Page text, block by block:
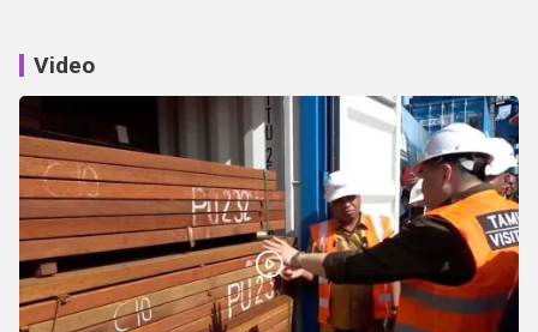
Video